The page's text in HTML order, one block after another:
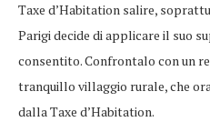
Taxe d’Habitation salire,
Parigi decide di applicare il suo
consentito. Confrontalo con un
tranquillo villaggio rurale, che
dalla Taxe d’Habitation.